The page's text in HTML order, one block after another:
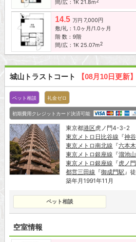
間/広：1K 21.8m
14.5 万円 7,000円
敷/礼：1.0ヶ月/1.0ヶ月
階 数：9階
間/広：1K 25.07m2
城山トラストコート 【08月10日更新】
ペット相談 礼金ゼロ
初期費用クレジットカード決済可能
東京都港区虎ノ門4-3-2
東京メトロ日比谷線 『神
東京メトロ南北線 『六本
東京メトロ銀座線 『溜池
東京メトロ銀座線 『虎ノ
都営三田線 『御成門駅』
築年月1991年11月
ペット相談
空室情報